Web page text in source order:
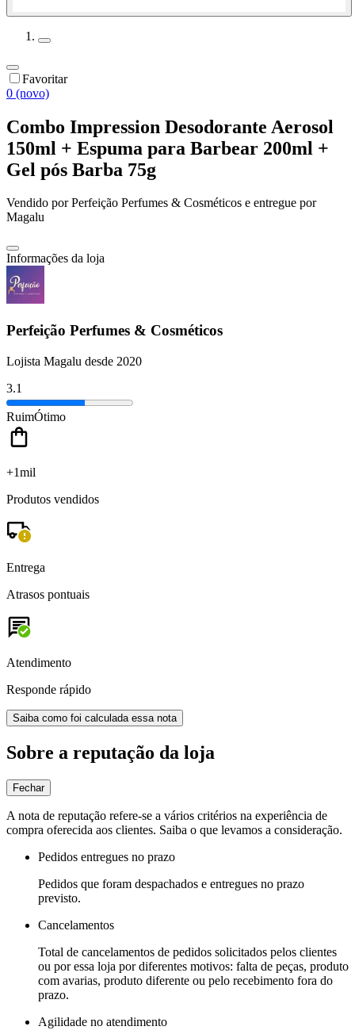
Favoritar
0 (novo)
Combo Impression Desodorante Aerosol
150ml + Espuma para Barbear 200ml +
Gel pós Barba 75g
Vendido porPerfeição Perfumes & Cosméticos e entregue por
Magalu
Informações da loja
Perfeição Perfumes & Cosméticos
Lojista Magalu desde 2020
3.1
RuimÓtimo
+1mil
Produtos vendidos
Entrega
Atrasos pontuais
Atendimento
Responde rápido
Saiba como foi calculada essa nota
Sobre a reputação da loja
Fechar
A nota de reputação refere-se a vários critérios na experiência de
compra oferecida aos clientes. Saiba o que levamos a consideração.
Pedidos entregues no prazo
Pedidos que foram despachados e entregues no prazo
previsto.
Cancelamentos
Total de cancelamentos de pedidos solicitados pelos clientes
ou por essa loja por diferentes motivos: falta de peças, produto
com avarias, produto diferente ou pelo recebimento fora do
prazo.
Agilidade no atendimento